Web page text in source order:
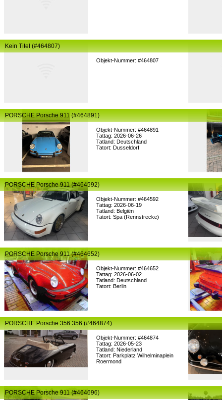
Objekt-Nummer: #464807
Kein Titel (#464807)
Objekt-Nummer: #464891
Tattag: 2026-06-26
Tatland: Deutschland
Tatort: Dusseldorf
PORSCHE Porsche 911 (#464891)
Objekt-Nummer: #464592
Tattag: 2026-06-19
Tatland: Belgiën
Tatort: Spa (Rennstrecke)
PORSCHE Porsche 911 (#464592)
Objekt-Nummer: #464652
Tattag: 2026-06-02
Tatland: Deutschland
Tatort: Berlin
PORSCHE Porsche 911 (#464652)
Objekt-Nummer: #464874
Tattag: 2026-05-23
Tatland: Niederland
Tatort: Parkplatz Wilhelminaplein
Roermond
PORSCHE Porsche 356 356 (#464874)
PORSCHE Porsche 911 (#464696)